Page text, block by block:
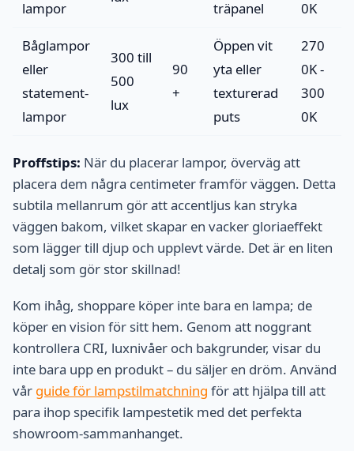
lampor träpanel 0K
Båglampor
eller
statement-
lampor
300 till
500
lux
90
+
Öppen vit
yta eller
texturerad
puts
270
0K -
300
0K
Proffstips: När du placerar lampor, överväg att
placera dem några centimeter framför väggen. Detta
subtila mellanrum gör att accentljus kan stryka
väggen bakom, vilket skapar en vacker gloriaeffekt
som lägger till djup och upplevt värde. Det är en liten
detalj som gör stor skillnad!
Kom ihåg, shoppare köper inte bara en lampa; de
köper en vision för sitt hem. Genom att noggrant
kontrollera CRI, luxnivåer och bakgrunder, visar du
inte bara upp en produkt – du säljer en dröm. Använd
vår guide för lampstilmatchning för att hjälpa till att
para ihop specifik lampestetik med det perfekta
showroom-sammanhanget.